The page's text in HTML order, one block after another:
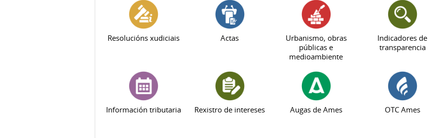
Resolucións xudiciais Actas
Urbanismo, obras
públicas e
medioambiente
Indicadores de
transparencia
Información tributaria Rexistro de intereses Augas de Ames OTC Ames